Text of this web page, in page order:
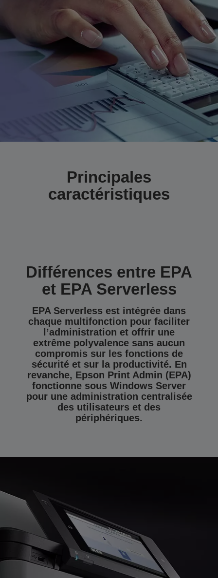
Principales
caractéristiques
Différences entre EPA
et EPA Serverless
EPA Serverless est intégrée dans
chaque multifonction pour faciliter
l’administration et offrir une
extrême polyvalence sans aucun
compromis sur les fonctions de
sécurité et sur la productivité. En
revanche, Epson Print Admin (EPA)
fonctionne sous Windows Server
pour une administration centralisée
des utilisateurs et des
périphériques.